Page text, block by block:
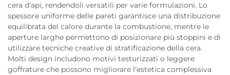
cera d'api, rendendoli versatili per varie formulazioni. Lo
spessore uniforme delle pareti garantisce una distribuzione
equilibrata del calore durante la combustione, mentre le
aperture larghe permettono di posizionare più stoppini e di
utilizzare tecniche creative di stratificazione della cera.
Molti design includono motivi testurizzati o leggere
goffrature che possono migliorare l'estetica complessiva